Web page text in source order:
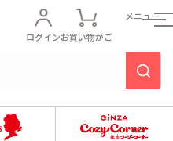
ログインお買い物かご
メニュー